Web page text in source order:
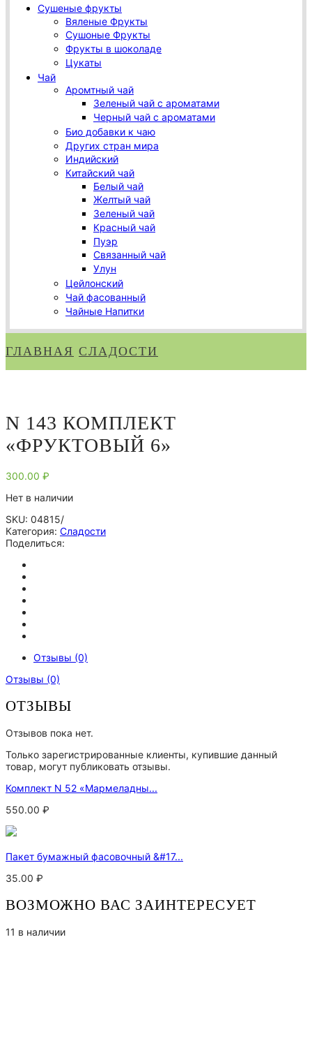
Сушеные фрукты
Вяленые Фрукты
Сушоные Фрукты
Фрукты в шоколаде
Цукаты
Чай
Аромтный чай
Зеленый чай с ароматами
Черный чай с ароматами
Био добавки к чаю
Других стран мира
Индийский
Китайский чай
Белый чай
Желтый чай
Зеленый чай
Красный чай
Пуэр
Связанный чай
Улун
Цейлонский
Чай фасованный
Чайные Напитки
ГЛАВНАЯ СЛАДОСТИ
N 143 КОМПЛЕКТ
«ФРУКТОВЫЙ 6»
300.00 ₽
Нет в наличии
SKU: 04815/
Категория: Сладости
Поделиться:
Отзывы (0)
Отзывы (0)
ОТЗЫВЫ
Отзывов пока нет.
Только зарегистрированные клиенты, купившие данный
товар, могут публиковать отзывы.
Комплект N 52 «Мармеладны...
550.00 ₽
Пакет бумажный фасовочный &#17...
35.00 ₽
ВОЗМОЖНО ВАС ЗАИНТЕРЕСУЕТ
11 в наличии